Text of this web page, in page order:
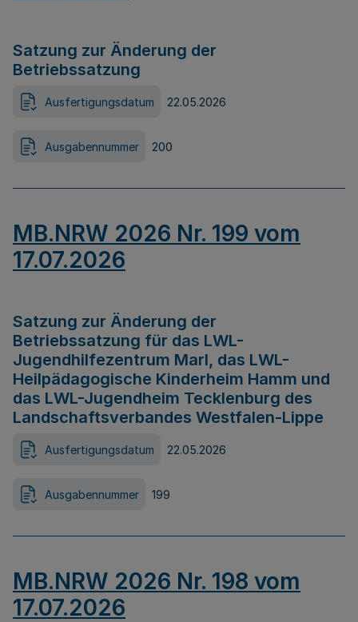
Satzung zur Änderung der
Betriebssatzung
Ausfertigungsdatum 22.05.2026
Ausgabennummer 200
MB.NRW 2026 Nr. 199 vom
17.07.2026
Satzung zur Änderung der
Betriebssatzung für das LWL-
Jugendhilfezentrum Marl, das LWL-
Heilpädagogische Kinderheim Hamm und
das LWL-Jugendheim Tecklenburg des
Landschaftsverbandes Westfalen-Lippe
Ausfertigungsdatum 22.05.2026
Ausgabennummer 199
MB.NRW 2026 Nr. 198 vom
17.07.2026